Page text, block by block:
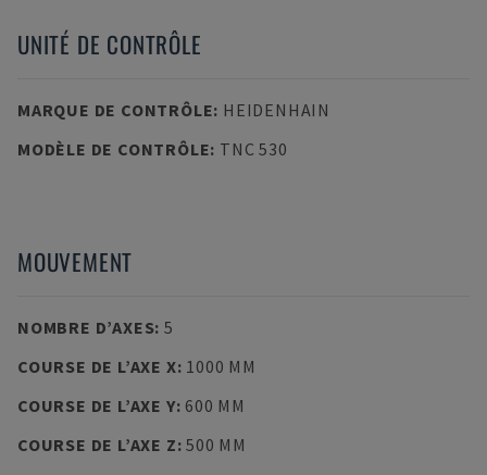
UNITÉ DE CONTRÔLE
MARQUE DE CONTRÔLE: HEIDENHAIN
MODÈLE DE CONTRÔLE: TNC 530
MOUVEMENT
NOMBRE D’AXES: 5
COURSE DE L’AXE X: 1000 MM
COURSE DE L’AXE Y: 600 MM
COURSE DE L’AXE Z:500 MM